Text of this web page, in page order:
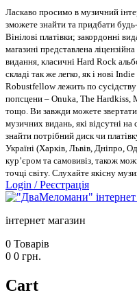
Ласкаво просимо в музичний
зможете знайти та придбати будь-
Вінілові платівки; закордонні
магазині представлена
видання, класичні Hard Rock
складі так же легко, як і нові
Robustfellow лежить по сусідству
попсцени – Onuka, The Hardkiss,
тощо. Ви завжди можете
музичних видань, які відсутні
знайти потрібний диск чи
Україні (Харків, Львів, Дніпро,
кур’єром та самовивіз, також
точці світу. Слухайте якісну
Login /Реєстрація
інтернет магазин
0 Товарів
0 0 грн.
Cart